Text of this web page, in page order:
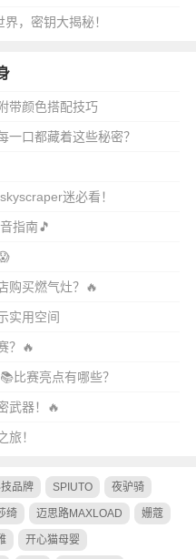
，密钥大揭秘！
带颜色搭配技巧
一口都藏着这些秘密？
迷必看！
指南🎵
购买燃气灶？🔥
实用空间
？🔥
比赛亮点有哪些？
武器！🔥
旅！
品牌 SPIUTO 夜驴骑
绮 迈思路MAXLOAD 姗蔻
开心猫母婴